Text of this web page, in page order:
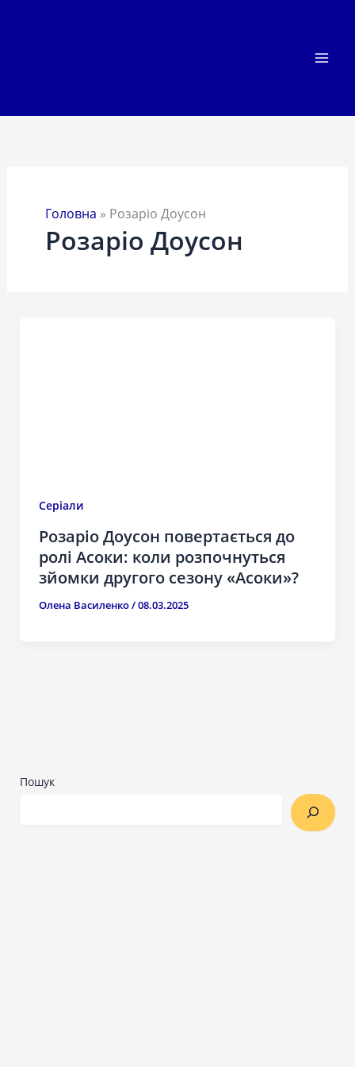
Головна » Розаріо Доусон
Розаріо Доусон
Серіали
Розаріо Доусон повертається до
ролі Асоки: коли розпочнуться
зйомки другого сезону «Асоки»?
Олена Василенко/08.03.2025
Пошук